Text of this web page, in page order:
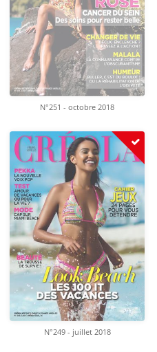
N°251 - octobre 2018
N°249 - juillet 2018